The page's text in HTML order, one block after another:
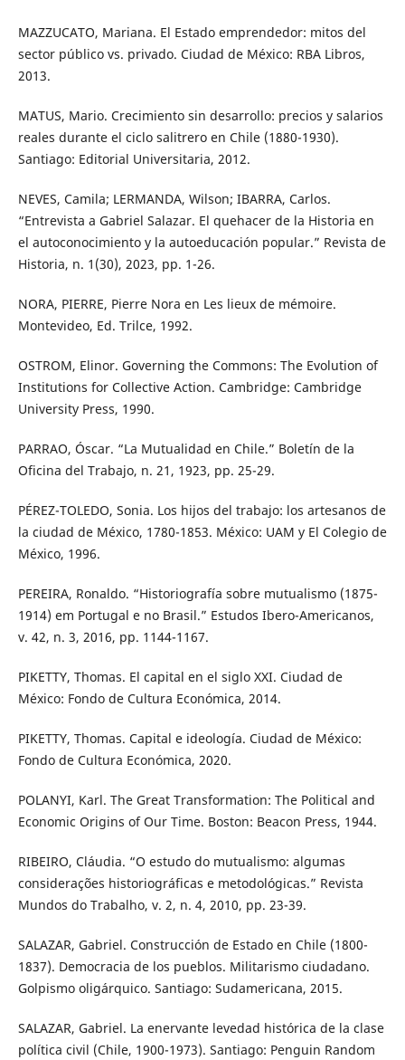
MAZZUCATO, Mariana. El Estado emprendedor: mitos del
sector público vs. privado. Ciudad de México: RBA Libros,
2013.
MATUS, Mario. Crecimiento sin desarrollo: precios y salarios
reales durante el ciclo salitrero en Chile (1880-1930).
Santiago: Editorial Universitaria, 2012.
NEVES, Camila; LERMANDA, Wilson; IBARRA, Carlos.
“Entrevista a Gabriel Salazar. El quehacer de la Historia en
el autoconocimiento y la autoeducación popular.” Revista de
Historia, n. 1(30), 2023, pp. 1-26.
NORA, PIERRE, Pierre Nora en Les lieux de mémoire.
Montevideo, Ed. Trilce, 1992.
OSTROM, Elinor. Governing the Commons: The Evolution of
Institutions for Collective Action. Cambridge: Cambridge
University Press, 1990.
PARRAO, Óscar. “La Mutualidad en Chile.” Boletín de la
Oficina del Trabajo, n. 21, 1923, pp. 25-29.
PÉREZ-TOLEDO, Sonia. Los hijos del trabajo: los artesanos de
la ciudad de México, 1780-1853. México: UAM y El Colegio de
México, 1996.
PEREIRA, Ronaldo. “Historiografía sobre mutualismo (1875-
1914) em Portugal e no Brasil.” Estudos Ibero-Americanos,
v. 42, n. 3, 2016, pp. 1144-1167.
PIKETTY, Thomas. El capital en el siglo XXI. Ciudad de
México: Fondo de Cultura Económica, 2014.
PIKETTY, Thomas. Capital e ideología. Ciudad de México:
Fondo de Cultura Económica, 2020.
POLANYI, Karl. The Great Transformation: The Political and
Economic Origins of Our Time. Boston: Beacon Press, 1944.
RIBEIRO, Cláudia. “O estudo do mutualismo: algumas
considerações historiográficas e metodológicas.” Revista
Mundos do Trabalho, v. 2, n. 4, 2010, pp. 23-39.
SALAZAR, Gabriel. Construcción de Estado en Chile (1800-
1837). Democracia de los pueblos. Militarismo ciudadano.
Golpismo oligárquico. Santiago: Sudamericana, 2015.
SALAZAR, Gabriel. La enervante levedad histórica de la clase
política civil (Chile, 1900-1973). Santiago: Penguin Random